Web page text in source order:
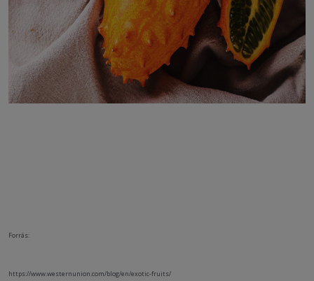
Forrás:
https://www.westernunion.com/blog/en/exotic-fruits/